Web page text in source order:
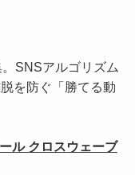
SNSアルゴリズム
を防ぐ「勝てる動
ル クロスウェーブ